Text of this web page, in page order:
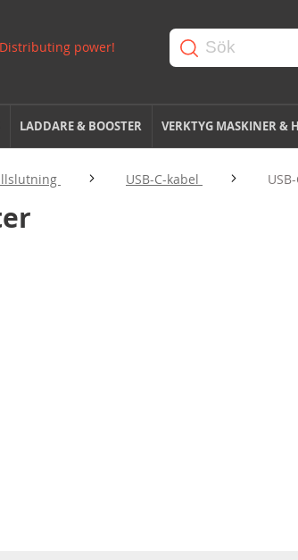
LADDARE & BOOSTER VERKTYG MASKINER &
USB-C-kabel